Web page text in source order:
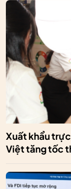
Xuất khẩu
Việt tăng tốc